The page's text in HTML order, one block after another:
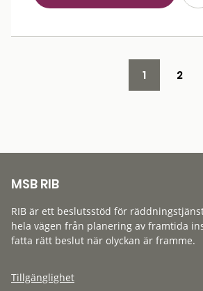
1 2
MSB RIB
RIB är ett beslutsstöd för
hela vägen från planering av framtida
fatta rätt beslut när olyckan är framme.
Tillgänglighet